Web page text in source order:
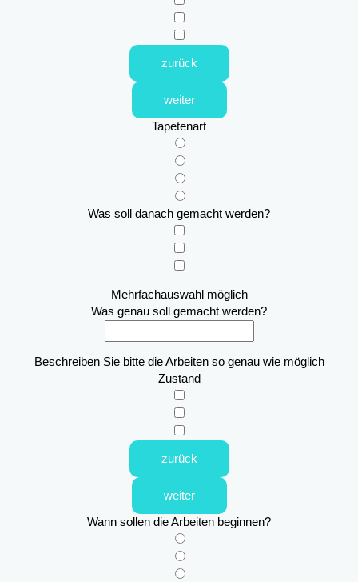
zurück
weiter
Tapetenart
Was soll danach gemacht werden?
Mehrfachauswahl möglich
Was genau soll gemacht werden?
Beschreiben Sie bitte die Arbeiten so genau wie möglich
Zustand
zurück
weiter
Wann sollen die Arbeiten beginnen?